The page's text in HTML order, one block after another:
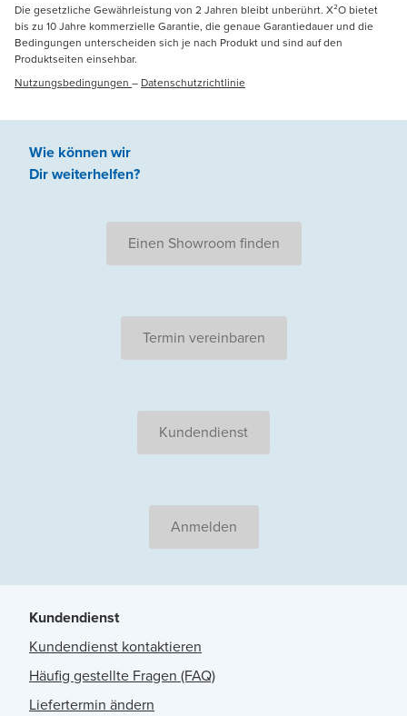
Die gesetzliche Gewährleistung von 2 Jahren bleibt unberührt. X²O bietet
bis zu 10 Jahre kommerzielle Garantie, die genaue Garantiedauer und die
Bedingungen unterscheiden sich je nach Produkt und sind auf den
Produktseiten einsehbar.
Nutzungsbedingungen – Datenschutzrichtlinie
Wie können wir
Dir weiterhelfen?
Einen Showroom finden
Termin vereinbaren
Kundendienst
Anmelden
Kundendienst
Kundendienst kontaktieren
Häufig gestellte Fragen (FAQ)
Liefertermin ändern